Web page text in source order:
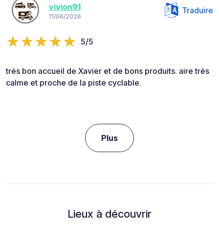
vivion91
11/06/2026
Traduire
5/5
très bon accueil de Xavier et de bons produits. aire très
calme et proche de la piste cyclable.
Plus
Lieux à découvrir